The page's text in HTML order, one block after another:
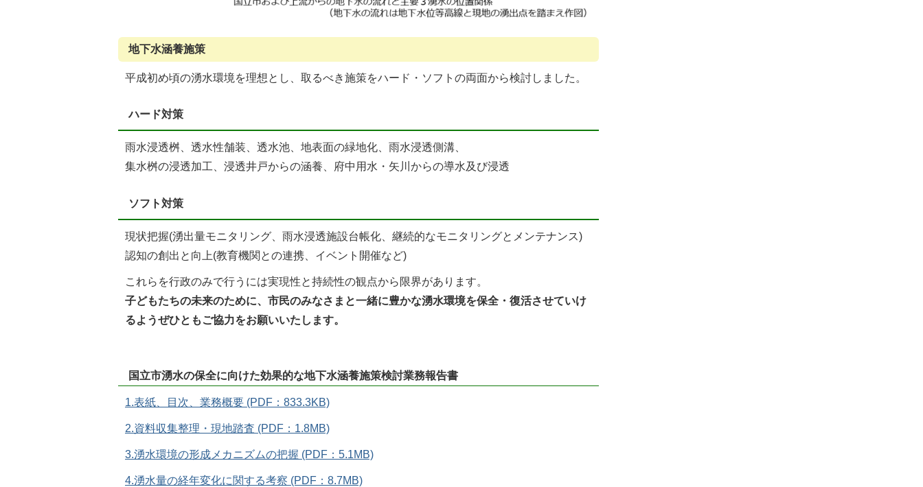
地下水涵養施策
平成初め頃の湧水環境を理想とし、取るべき施策をハード・ソフトの両面から検討しました。
ハード対策
雨水浸透桝、透水性舗装、透水池、地表面の緑地化、雨水浸透側溝、
集水桝の浸透加工、浸透井戸からの涵養、府中用水・矢川からの導水及び浸透
ソフト対策
現状把握(湧出量モニタリング、雨水浸透施設台帳化、継続的なモニタリングとメンテナンス)
認知の創出と向上(教育機関との連携、イベント開催など)
これらを行政のみで行うには実現性と持続性の観点から限界があります。
子どもたちの未来のために、市民のみなさまと一緒に豊かな湧水環境を保全・復活させていけ
るようぜひともご協力をお願いいたします。
国立市湧水の保全に向けた効果的な地下水涵養施策検討業務報告書
1.表紙、目次、業務概要 (PDF：833.3KB)
2.資料収集整理・現地踏査 (PDF：1.8MB)
3.湧水環境の形成メカニズムの把握 (PDF：5.1MB)
4.湧水量の経年変化に関する考察 (PDF：8.7MB)